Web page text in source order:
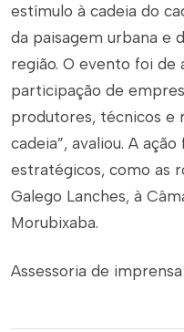
estímulo à cadeia do
da paisagem urbana e
região. O evento foi de
participação de
produtores, técnicos e
cadeia”, avaliou. A
estratégicos, como as
Galego Lanches, à
Morubixaba.
Assessoria de